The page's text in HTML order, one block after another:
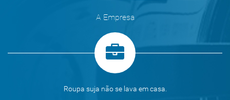
A Empresa
Roupa suja não se lava em casa.